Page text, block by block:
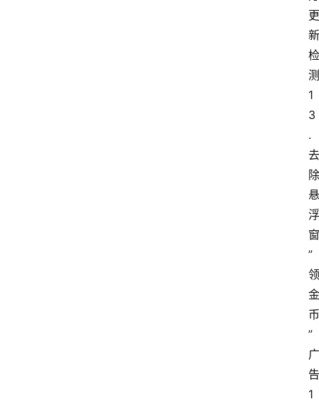
更
新
检
测
1
3
.
去
除
悬
浮
窗
”
领
金
币
”
广
告
1